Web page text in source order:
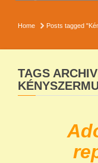
Home Posts tagged
TAGS